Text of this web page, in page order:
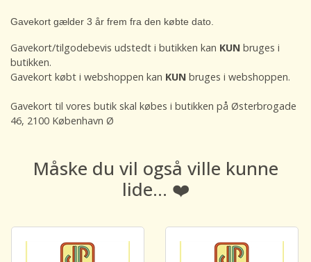
Gavekort gælder 3 år frem fra den købte dato.
Gavekort/tilgodebevis udstedt i butikken kan KUN bruges i
butikken.
Gavekort købt i webshoppen kan KUN bruges i webshoppen.
Gavekort til vores butik skal købes i butikken på Østerbrogade
46, 2100 København Ø
Måske du vil også ville kunne
lide... ❤️